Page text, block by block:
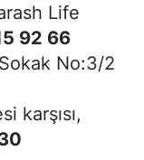
Life
92 66
No:3/2
karşısı,